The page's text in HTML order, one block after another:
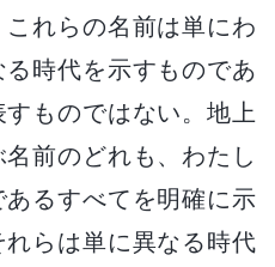
れらの名前は単にわ
時代を示すものであ
ものではない。地上
前のどれも、わたし
るすべてを明確に示
らは単に異なる時代